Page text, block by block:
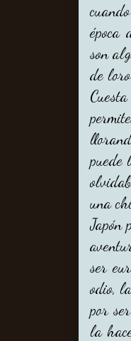
época
son
de
puede
una
Japón
ser
odio,
por
la